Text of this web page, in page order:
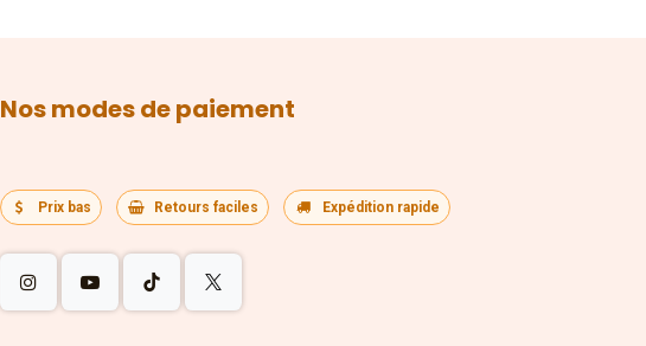
Nos modes de paiement
Prix bas Retours faciles Expédition rapide